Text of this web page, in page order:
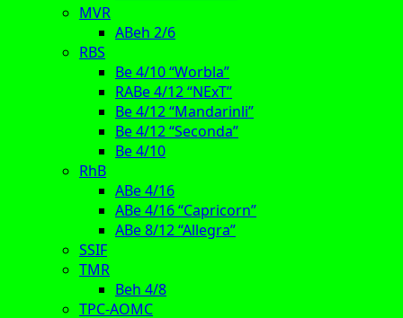
MVR
ABeh 2/6
RBS
Be 4/10 “Worbla”
RABe 4/12 “NExT”
Be 4/12 “Mandarinli”
Be 4/12 “Seconda”
Be 4/10
RhB
ABe 4/16
ABe 4/16 “Capricorn”
ABe 8/12 “Allegra”
SSIF
TMR
Beh 4/8
TPC-AOMC